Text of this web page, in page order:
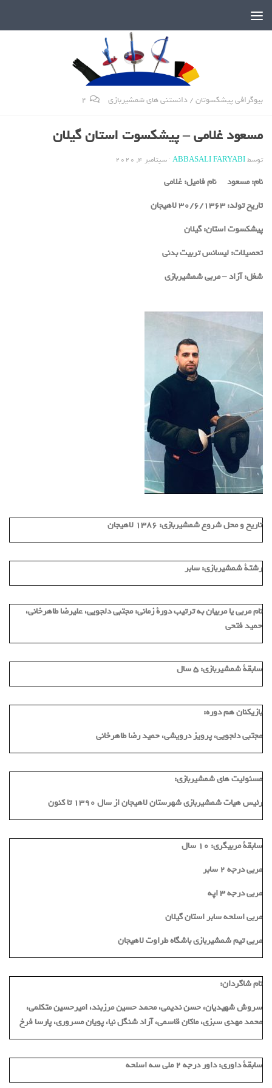
بیوگرافی پیشکسوتان/دانستنی های شمشیربازی 2
مسعود غلامی – پیشکسوت استان گیلان
توسطABBASALI FARYABI
· سپتامبر 4, 2020
نام:مسعود نام فامیل:غلامی
تاریخ تولد:
پیشکسوت استان:گیلان
تحصیلات:لیسانس تربیت بدنی
شغل:آزاد – مربی شمشیربازی
تاریخ و محل شروع شمشیربازی:
رشتة شمشیربازی:سابر
نام مربی یا مربیان به ترتیب دورة زمانی:مجتبی دلجویی، علیرضا طاهرخانی،
حمید فتحی
سابقة شمشیربازی:5 سال
بازیکنان هم دوره:
مجتبی دلجویی، پرویز درویشی، حمید رضا طاهرخانی
مسئولیت های شمشیربازی:
رئیس هیات شمشیربازی شهرستان لاهیجان از سال ۱۳۹۰ تا کنون
سابقة مربیگری:
مربی درجه ۲ سابر
مربی درجه ۳ اپه
مربی اسلحه سابر استان گیلان
مربی تیم شمشیربازی باشگاه طراوت لاهیجان
نام شاگردان:
سروش شهیدیان، حسن ندیمی، محمد حسین مرزبند، امیرحسین متکلمی،
محمد مهدی سبزی، ماکان قاسمی، آراد شنگل نیا، پویان مسروری، پارسا فرخ
سابقة داوری:داور درجه ۲ ملی سه اسلحه